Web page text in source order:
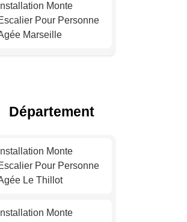
Installation Monte
Pour Personne
Marseille
Toulouse
Nice
Département
Installation Monte
Pour Personne
Le Thillot
Installation Monte